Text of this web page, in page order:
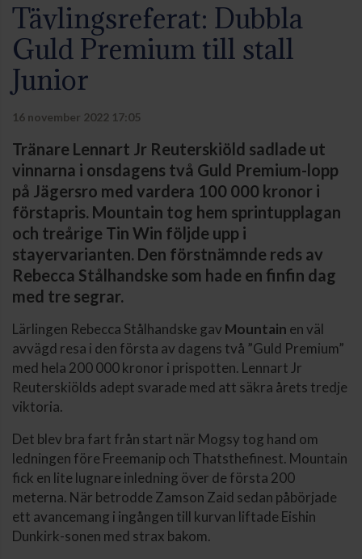
Tävlingsreferat: Dubbla
Guld Premium till stall
Junior
16 november 2022 17:05
Tränare Lennart Jr Reuterskiöld sadlade ut
vinnarna i onsdagens två Guld Premium-lopp
på Jägersro med vardera 100 000 kronor i
förstapris. Mountain tog hem sprintupplagan
och treårige Tin Win följde upp i
stayervarianten. Den förstnämnde reds av
Rebecca Stålhandske som hade en finfin dag
med tre segrar.
Lärlingen Rebecca Stålhandske gav Mountain en väl
avvägd resa i den första av dagens två ”Guld Premium”
med hela 200 000 kronor i prispotten. Lennart Jr
Reuterskiölds adept svarade med att säkra årets tredje
viktoria.
Det blev bra fart från start när Mogsy tog hand om
ledningen före Freemanip och Thatsthefinest. Mountain
fick en lite lugnare inledning över de första 200
meterna. När betrodde Zamson Zaid sedan påbörjade
ett avancemang i ingången till kurvan liftade Eishin
Dunkirk-sonen med strax bakom.